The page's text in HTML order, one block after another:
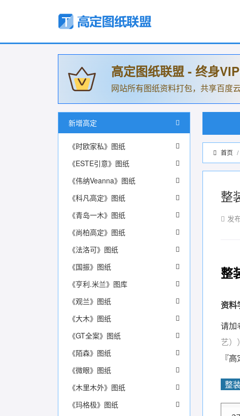
高定图纸联盟 - 终身
网站所有图纸资料打包，共享百度
新增高定
《时欧家私》图纸
《ESTE引意》图纸
《伟纳Veanna》图纸
《科凡高定》图纸
《青岛一木》图纸
《尚柏高定》图纸
《法洛可》图纸
《国振》图纸
《亨利.米兰》图库
《观兰》图纸
《大木》图纸
《GT全案》图纸
《陌森》图纸
《微眼》图纸
《木里木外》图纸
《玛格极》图纸
首页
整
发
整
资料
请加
艺））
『
整